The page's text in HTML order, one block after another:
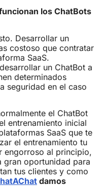
los ChatBots
Desarrollar un
costoso que contratar
SaaS.
un ChatBot a
determinados
seguridad en el caso
el ChatBot
entrenamiento inicial
SaaS que te
el entrenamiento tu
engorroso al principio,
gran oportunidad para
tus clientes y como
damos